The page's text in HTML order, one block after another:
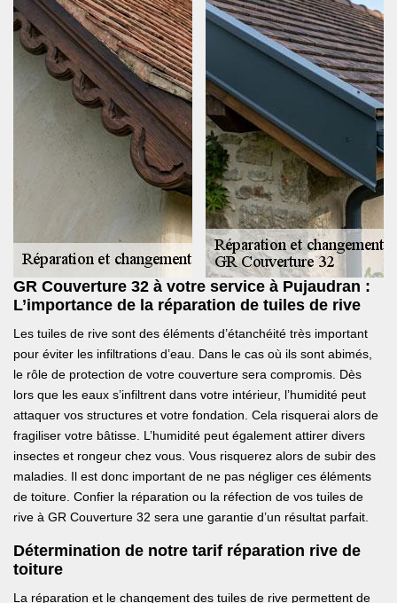
GR Couverture 32 à votre service à Pujaudran :
L’importance de la réparation de tuiles de rive
Les tuiles de rive sont des éléments d’étanchéité très important
pour éviter les infiltrations d’eau. Dans le cas où ils sont abimés,
le rôle de protection de votre couverture sera compromis. Dès
lors que les eaux s’infiltrent dans votre intérieur, l’humidité peut
attaquer vos structures et votre fondation. Cela risquerai alors de
fragiliser votre bâtisse. L’humidité peut également attirer divers
insectes et rongeur chez vous. Vous risquerez alors de subir des
maladies. Il est donc important de ne pas négliger ces éléments
de toiture. Confier la réparation ou la réfection de vos tuiles de
rive à GR Couverture 32 sera une garantie d’un résultat parfait.
Détermination de notre tarif réparation rive de
toiture
La réparation et le changement des tuiles de rive permettent de